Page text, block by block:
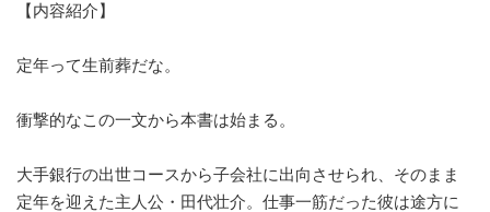
【内容紹介】
定年って生前葬だな。
衝撃的なこの一文から本書は始まる。
大手銀行の出世コースから子会社に出向させられ、そのまま
定年を迎えた主人公・田代壮介。仕事一筋だった彼は途方に